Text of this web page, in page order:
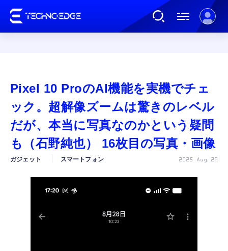
AI
ガジェット
ゲーム
公式ストア
Pixel 10 ProのAI機能を実機でチェ
ック。超解像ズームは驚きのレベル
だが、本当に写真なのかという疑問
も（石野純也） 16枚目の写真・画像
ガジェット スマートフォン 2025 Aug 29